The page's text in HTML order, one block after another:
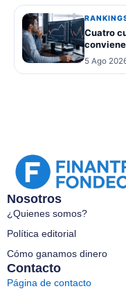
Cuatro
5 Ago
Nosotros
¿Quienes somos?
Política editorial
Cómo ganamos dinero
Contacto
Página de contacto